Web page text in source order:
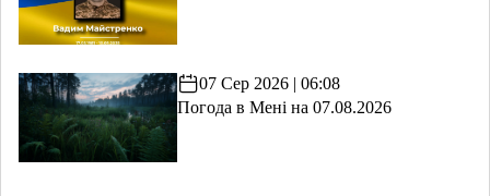
07 Сер 2026 | 06:08
Погода в Мені на 07.08.2026